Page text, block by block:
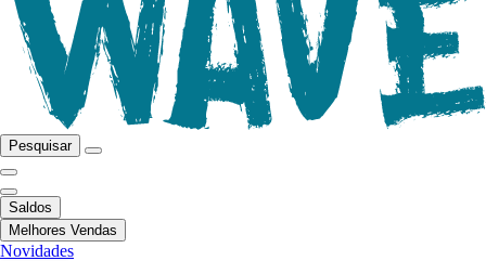
Pesquisar
Saldos
Melhores Vendas
Novidades